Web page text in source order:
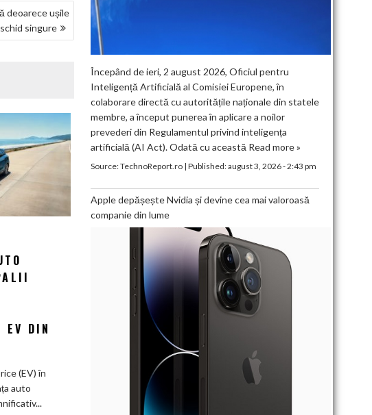
deoarece ușile
singure
EV DIN
(EV) în
auto
Începând de ieri, 2 august 2026, Oficiul pentru
Inteligență Artificială al Comisiei Europene, în
colaborare directă cu autoritățile naționale din statele
membre, a început punerea în aplicare a noilor
prevederi din Regulamentul privind inteligența
artificială (AI Act). Odată cu această Read more »
Source:TechnoReport.ro| Published:august 3, 2026 - 2:43 pm
Apple depășește Nvidia și devine cea mai valoroasă
companie din lume